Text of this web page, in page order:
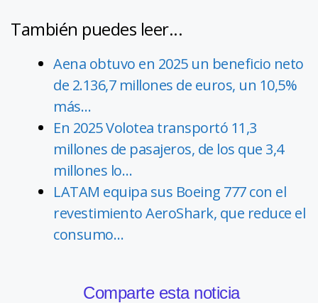
También puedes leer...
Aena obtuvo en 2025 un beneficio neto
de 2.136,7 millones de euros, un 10,5%
más…
En 2025 Volotea transportó 11,3
millones de pasajeros, de los que 3,4
millones lo…
LATAM equipa sus Boeing 777 con el
revestimiento AeroShark, que reduce el
consumo…
Comparte esta noticia